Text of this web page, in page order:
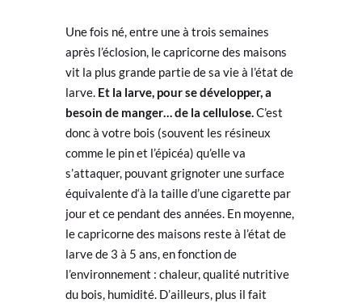
Une fois né, entre une à trois semaines
après l’éclosion, le capricorne des maisons
vit la plus grande partie de sa vie à l’état de
larve. Et la larve, pour se développer, a
besoin de manger… de la cellulose.C’est
donc à votre bois (souvent les résineux
comme le pin et l’épicéa) qu’elle va
s’attaquer, pouvant grignoter une surface
équivalente d‘à la taille d’une cigarette par
jour et ce pendant des années. En moyenne,
le capricorne des maisons reste à l’état de
larve de 3 à 5 ans, en fonction de
l’environnement : chaleur, qualité nutritive
du bois, humidité. D’ailleurs, plus il fait